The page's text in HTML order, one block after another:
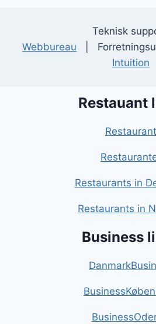
Teknisk
Webbureau |
Intuition
Restauant
Restaurant
Restaurants in
Restaurants in
Business